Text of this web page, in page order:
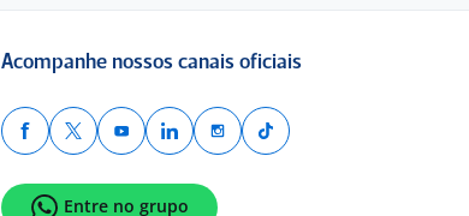
Acompanhe nossos canais oficiais
Entre no grupo